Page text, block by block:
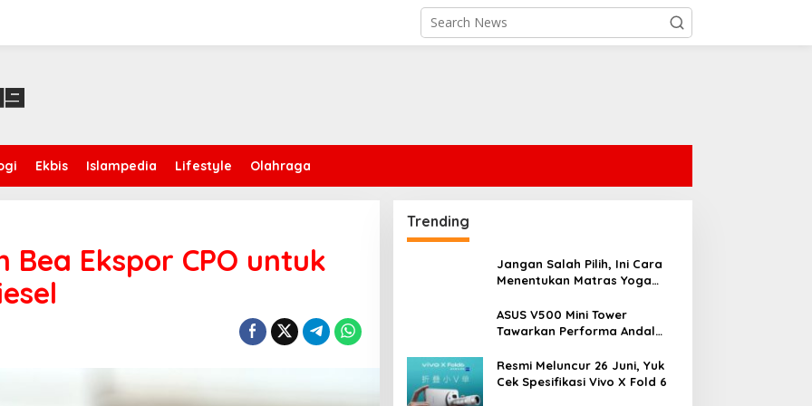
Ekbis Islampedia Lifestyle Olahraga
Ekspor CPO untuk
Trending
Jangan Salah Pilih, Ini Cara
Menentukan Matras Yoga
ASUS V500 Mini Tower
Tawarkan Performa Andal
untuk Rumah Modern
Resmi Meluncur 26 Juni, Yuk
Cek Spesifikasi Vivo X Fold 6